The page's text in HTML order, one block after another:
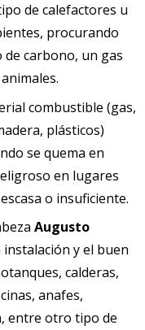
de calefactores u
procurando
carbono, un gas
combustible (gas,
plásticos)
se quema en
en lugares
o insuficiente.
Augusto
y el buen
calderas,
anafes,
entre otro tipo de